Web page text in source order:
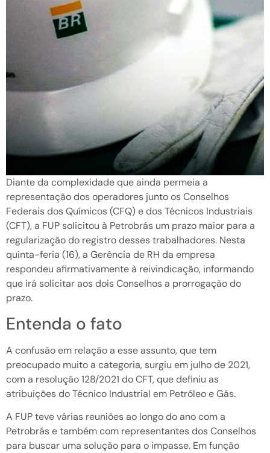
Diante da complexidade que ainda permeia a
representação dos operadores junto os Conselhos
Federais dos Químicos (CFQ) e dos Técnicos Industriais
(CFT), a FUP solicitou à Petrobrás um prazo maior para a
regularização do registro desses trabalhadores. Nesta
quinta-feria (16), a Gerência de RH da empresa
respondeu afirmativamente à reivindicação, informando
que irá solicitar aos dois Conselhos a prorrogação do
prazo.
Entenda o fato
A confusão em relação a esse assunto, que tem
preocupado muito a categoria, surgiu em julho de 2021,
com a resolução 128/2021 do CFT, que definiu as
atribuições do Técnico Industrial em Petróleo e Gás.
A FUP teve várias reuniões ao longo do ano com a
Petrobrás e também com representantes dos Conselhos
para buscar uma solução para o impasse. Em função